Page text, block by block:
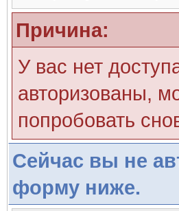
Причина:
У вас нет
авторизованы,
попробовать
Сейчас вы не
форму ниже.